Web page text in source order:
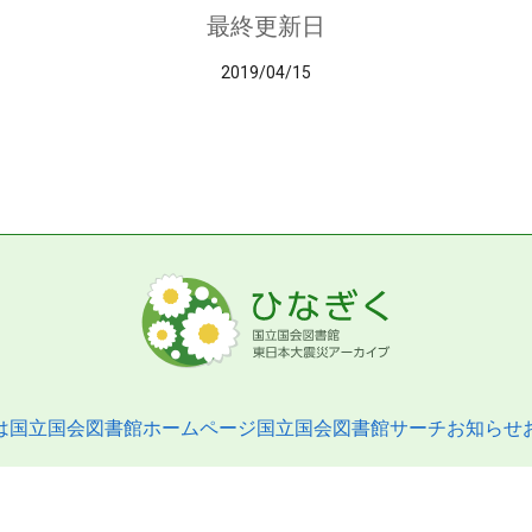
最終更新日
2019/04/15
国立国会図書館ホームページ国立国会図書館サーチお知らせ